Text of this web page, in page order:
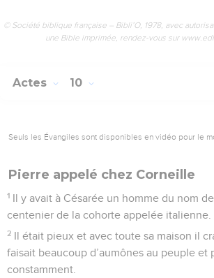
© Société biblique française – Bibli’O, 1978, avec
une Bible imprimée, rendez-vous sur
Actes 10
Seuls les Évangiles sont disponibles en vidéo pour le
Pierre appelé chez Corneille
1 Il y avait à Césarée un homme du nom
centenier de la cohorte appelée italienne.
2 Il était pieux et avec toute sa maison il
faisait beaucoup d’aumônes au peuple et
constamment.